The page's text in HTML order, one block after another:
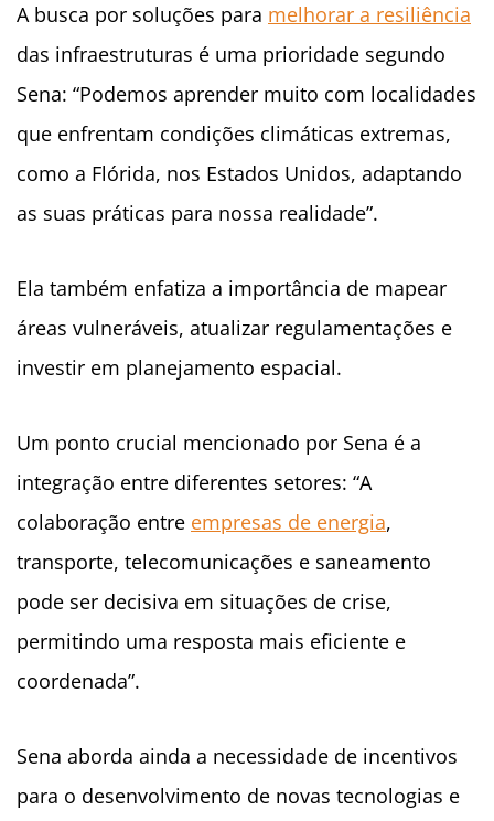
A busca por soluções para melhorar a resiliência
das infraestruturas é uma prioridade segundo
Sena: “Podemos aprender muito com localidades
que enfrentam condições climáticas extremas,
como a Flórida, nos Estados Unidos, adaptando
as suas práticas para nossa realidade”.
Ela também enfatiza a importância de mapear
áreas vulneráveis, atualizar regulamentações e
investir em planejamento espacial.
Um ponto crucial mencionado por Sena é a
integração entre diferentes setores: “A
colaboração entre empresas de energia,
transporte, telecomunicações e saneamento
pode ser decisiva em situações de crise,
permitindo uma resposta mais eficiente e
coordenada”.
Sena aborda ainda a necessidade de incentivos
para o desenvolvimento de novas tecnologias e